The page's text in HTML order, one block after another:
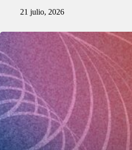
21 julio, 2026